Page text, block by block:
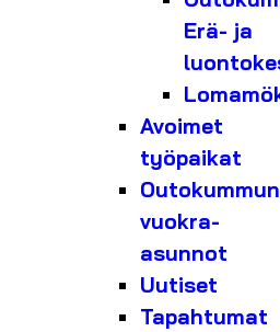
Erä- ja
Avoimet
työpaikat
Outokummun
vuokra-
asunnot
Uutiset
Tapahtumat